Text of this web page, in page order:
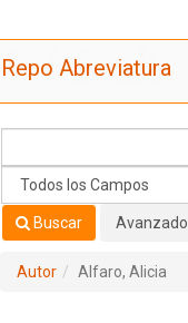
Repo Abreviatura
Buscar Avanzado
Autor Alfaro, Alicia